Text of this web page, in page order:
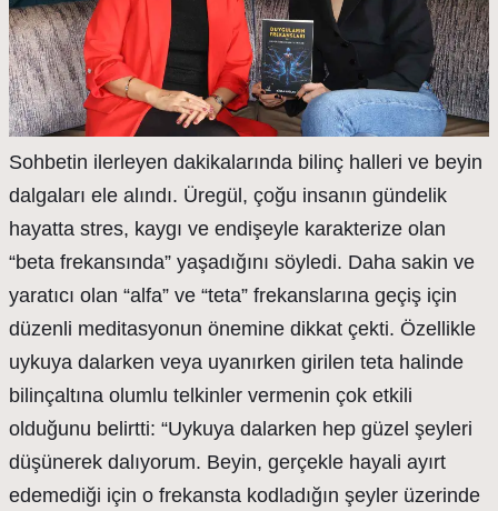
Sohbetin ilerleyen dakikalarında bilinç halleri ve beyin
dalgaları ele alındı. Üregül, çoğu insanın gündelik
hayatta stres, kaygı ve endişeyle karakterize olan
“beta frekansında” yaşadığını söyledi. Daha sakin ve
yaratıcı olan “alfa” ve “teta” frekanslarına geçiş için
düzenli meditasyonun önemine dikkat çekti. Özellikle
uykuya dalarken veya uyanırken girilen teta halinde
bilinçaltına olumlu telkinler vermenin çok etkili
olduğunu belirtti: “Uykuya dalarken hep güzel şeyleri
düşünerek dalıyorum. Beyin, gerçekle hayali ayırt
edemediği için o frekansta kodladığın şeyler üzerinde